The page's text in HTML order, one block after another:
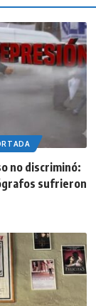
no discriminó:
sufrieron